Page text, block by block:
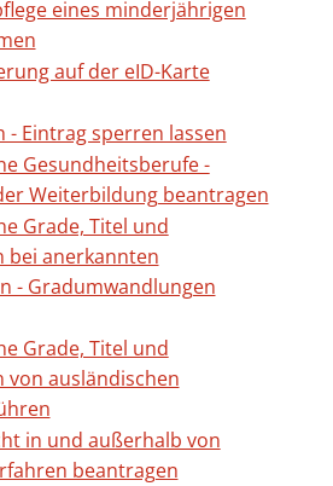
eines minderjährigen
auf der eID-Karte
- Eintrag sperren lassen
Gesundheitsberufe -
Weiterbildung beantragen
Grade, Titel und
bei anerkannten
- Gradumwandlungen
Grade, Titel und
von ausländischen
in und außerhalb von
beantragen